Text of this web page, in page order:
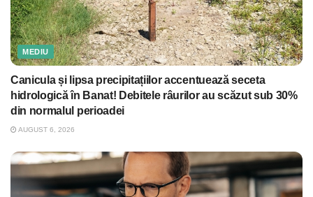
MEDIU
Canicula și lipsa precipitațiilor accentuează seceta
hidrologică în Banat! Debitele râurilor au scăzut sub 30%
din normalul perioadei
AUGUST 6, 2026